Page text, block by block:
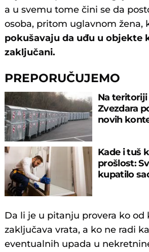
a u svemu tome čini se da
osoba, pritom uglavnom žena,
pokušavaju da uđu u objekte
zaključani.
PREPORUČUJEMO
Na
Zvezdara
novih
Kade i tuš
prošlost:
kupatilo
Da li je u pitanju provera ko od
zaključava vrata, a ko ne radi
eventualnih upada u